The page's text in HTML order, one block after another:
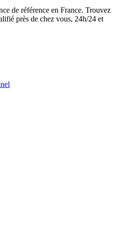
de référence en France. Trouvez
près de chez vous, 24h/24 et